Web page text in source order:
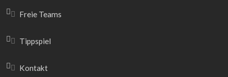
Freie Teams
Tippspiel
Kontakt